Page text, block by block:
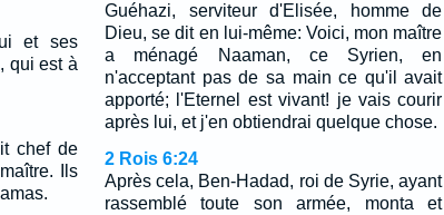
et ses
qui est à
chef de
Ils
Guéhazi, serviteur d'Elisée, homme de
Dieu, se dit en lui-même: Voici, mon maître
a ménagé Naaman, ce Syrien, en
n'acceptant pas de sa main ce qu'il avait
apporté; l'Eternel est vivant! je vais courir
après lui, et j'en obtiendrai quelque chose.
2 Rois 6:24
Après cela, Ben-Hadad, roi de Syrie, ayant
rassemblé toute son armée, monta et